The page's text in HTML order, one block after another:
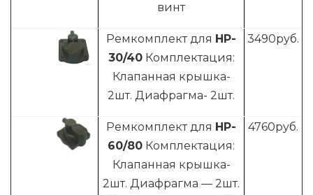
винт
Ремкомплект для HP-
30/40Комплектация:
Клапанная крышка-
2шт. Диафрагма- 2шт.
3490руб.
Ремкомплект для HP-
60/80 Комплектация:
Клапанная крышка-
2шт. Диафрагма — 2шт.
4760руб.